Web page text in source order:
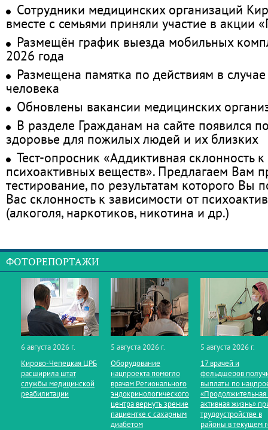
Сотрудники медицинских организаций
вместе с семьями приняли участие в акции
Размещён график выезда мобильных
2026 года
Размещена памятка по действиям в
человека
Обновлены вакансии медицинских
В разделе Гражданам на сайте появился
здоровье для пожилых людей и их близких
Тест-опросник «Аддиктивная склонность
психоактивных веществ». Предлагаем Вам
тестирование, по результатам которого Вы
Вас склонность к зависимости от
(алкоголя, наркотиков, никотина и др.)
ФОТОРЕПОРТАЖИ
6 августа 2026 г.
Кирово‑Чепецкая ЦРБ
расширила штат
службы медицинской
реабилитации
5 августа 2026 г.
Оборудование
нацпроекта помогло
врачам Регионального
эндокринологического
центра вернуть зрение
пациентке с сахарным
диабетом
5 августа 2026 г.
17 врачей и
фельдшеров
выплаты по
«Продолжительная
активная жизнь»
трудоустройстве в
районы в текущем